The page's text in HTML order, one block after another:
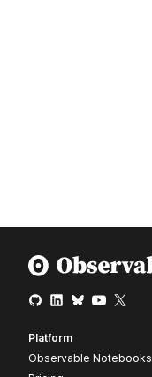
Platform
Observable Notebooks